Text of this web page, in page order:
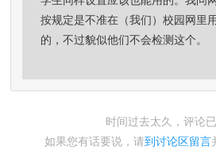
按规定是不准在（我们）校园网里
的，不过貌似他们不会检测这个。
时间过去太久，评论已
如果您有话要说，请到讨论区留言